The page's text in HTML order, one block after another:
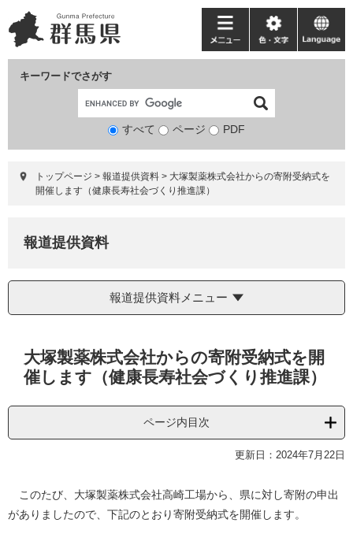
ー
ジ
ニ
ュ
て
キーワードでさがす
検
象
すべて ページ PDF
メ
ニ
ー
色・
文
language
トップページ > 報道提供資料 > 大塚製薬株式会社からの寄附受納式を
開催します（健康長寿社会づくり推進課）
報道提供資料
報道提供資料メニュー
大塚製薬株式会社からの寄附受納式を開
催します（健康長寿社会づくり推進課）
ページ内目次
更新日：2024年7月22日
このたび、大塚製薬株式会社高崎工場から、県に対し寄附の申出
がありましたので、下記のとおり寄附受納式を開催します。